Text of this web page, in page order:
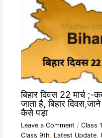
बिहार दिवस 22 मार्च
जाता है, बिहार दिवस,जाने
कैसे पड़ा
Leave a Comment / Class
Class 9th, Latest Update,